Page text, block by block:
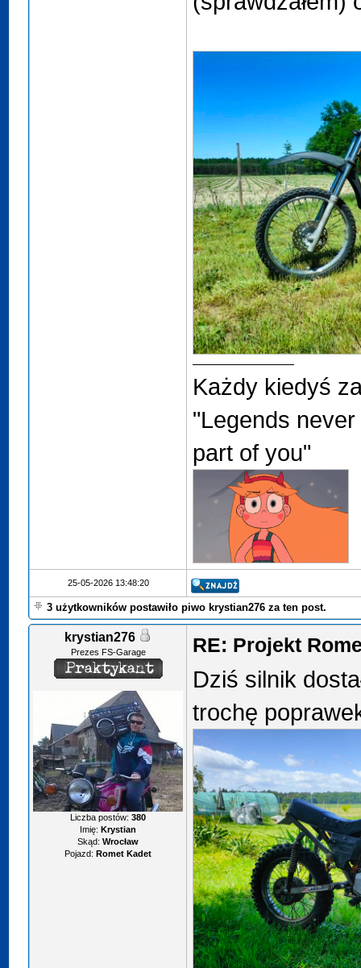
Każdy kiedyś
"Legends
part of you"
25-05-2026 13:48:20
3 użytkowników postawiło piwo krystian276 za ten post.
krystian276
Prezes FS-Garage
Liczba postów:380
Imię: Krystian
Skąd: Wrocław
Pojazd: Romet Kadet
RE: Projekt
Dziś silnik
trochę